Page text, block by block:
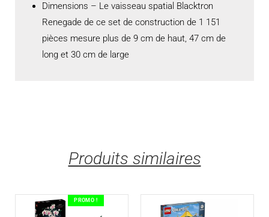
Dimensions – Le vaisseau spatial Blacktron
Renegade de ce set de construction de 1 151
pièces mesure plus de 9 cm de haut, 47 cm de
long et 30 cm de large
Produits similaires
PROMO !